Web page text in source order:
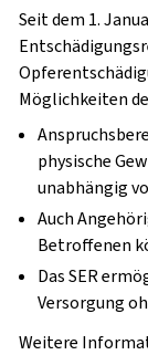
Seit dem 1.
Möglichkeiten
physische
unabhängig
Auch
Betroffenen
Das SER
Versorgung
Weitere